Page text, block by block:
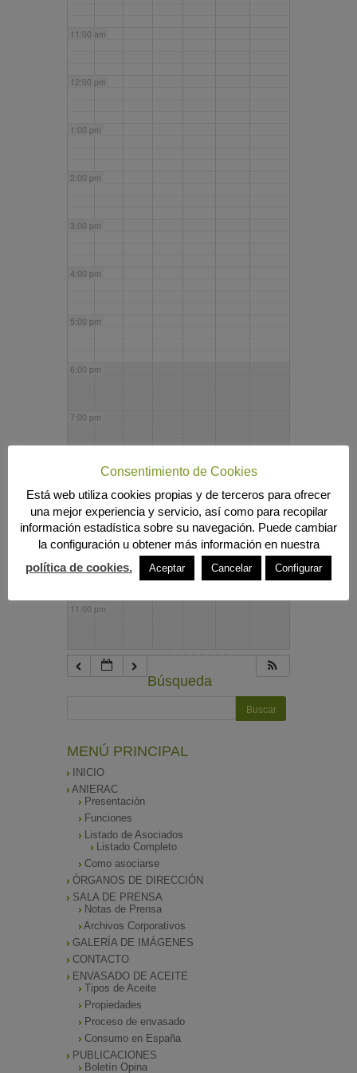
11:00 am
12:00 pm
1:00 pm
2:00 pm
3:00 pm
4:00 pm
5:00 pm
6:00 pm
7:00 pm
9:00 pm
10:00 pm
11:00 pm
Búsqueda
MENÚ PRINCIPAL
INICIO
ANIERAC
Presentación
Funciones
Listado de Asociados
Listado Completo
Como asociarse
ÓRGANOS DE DIRECCIÓN
SALA DE PRENSA
Notas de Prensa
Archivos Corporativos
GALERÍA DE IMÁGENES
CONTACTO
ENVASADO DE ACEITE
Tipos de Aceite
Propiedades
Proceso de envasado
Consumo en España
PUBLICACIONES
Boletín Opina
Consentimiento de Cookies
Está web utiliza cookies propias y de terceros para ofrecer
una mejor experiencia y servicio, así como para recopilar
información estadística sobre su navegación. Puede cambiar
la configuración u obtener más información en nuestra
política de cookies.
Aceptar Cancelar Configurar